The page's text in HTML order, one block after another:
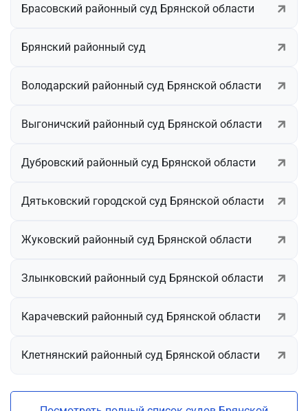
Брасовский районный суд Брянской области
Брянский районный суд
Володарский районный суд Брянской области
Выгоничский районный суд Брянской области
Дубровский районный суд Брянской области
Дятьковский городской суд Брянской области
Жуковский районный суд Брянской области
Злынковский районный суд Брянской области
Карачевский районный суд Брянской области
Клетнянский районный суд Брянской области